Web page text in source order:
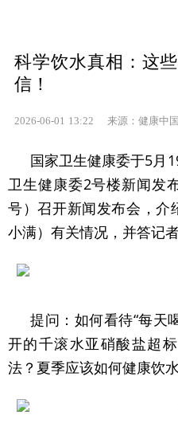
科学饮水真相：这
信！
2026-06-01 13:22
国家卫生健康委于5月
卫生健康委2号楼新闻发
号）召开新闻发布会，介
小满）有关情况，并答记者
提问：如何看待“每天
开的千滚水亚硝酸盐超
法？夏季应该如何健康饮